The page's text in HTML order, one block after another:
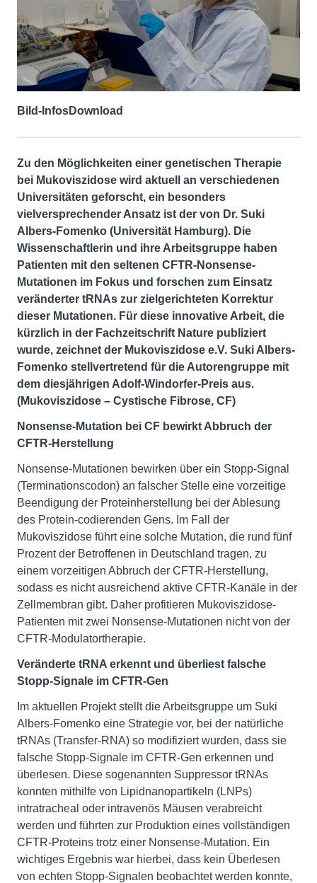
Bild-InfosDownload
Zu den Möglichkeiten einer genetischen Therapie
bei Mukoviszidose wird aktuell an verschiedenen
Universitäten geforscht, ein besonders
vielversprechender Ansatz ist der von Dr. Suki
Albers-Fomenko (Universität Hamburg). Die
Wissenschaftlerin und ihre Arbeitsgruppe haben
Patienten mit den seltenen CFTR-Nonsense-
Mutationen im Fokus und forschen zum Einsatz
veränderter tRNAs zur zielgerichteten Korrektur
dieser Mutationen. Für diese innovative Arbeit, die
kürzlich in der Fachzeitschrift Nature publiziert
wurde, zeichnet der Mukoviszidose e.V. Suki Albers-
Fomenko stellvertretend für die Autorengruppe mit
dem diesjährigen Adolf-Windorfer-Preis aus.
(Mukoviszidose – Cystische Fibrose, CF)
Nonsense-Mutation bei CF bewirkt Abbruch der
CFTR-Herstellung
Nonsense-Mutationen bewirken über ein Stopp-Signal
(Terminationscodon) an falscher Stelle eine vorzeitige
Beendigung der Proteinherstellung bei der Ablesung
des Protein-codierenden Gens. Im Fall der
Mukoviszidose führt eine solche Mutation, die rund fünf
Prozent der Betroffenen in Deutschland tragen, zu
einem vorzeitigen Abbruch der CFTR-Herstellung,
sodass es nicht ausreichend aktive CFTR-Kanäle in der
Zellmembran gibt. Daher profitieren Mukoviszidose-
Patienten mit zwei Nonsense-Mutationen nicht von der
CFTR-Modulatortherapie.
Veränderte tRNA erkennt und überliest falsche
Stopp-Signale im CFTR-Gen
Im aktuellen Projekt stellt die Arbeitsgruppe um Suki
Albers-Fomenko eine Strategie vor, bei der natürliche
tRNAs (Transfer-RNA) so modifiziert wurden, dass sie
falsche Stopp-Signale im CFTR-Gen erkennen und
überlesen. Diese sogenannten Suppressor tRNAs
konnten mithilfe von Lipidnanopartikeln (LNPs)
intratracheal oder intravenös Mäusen verabreicht
werden und führten zur Produktion eines vollständigen
CFTR-Proteins trotz einer Nonsense-Mutation. Ein
wichtiges Ergebnis war hierbei, dass kein Überlesen
von echten Stopp-Signalen beobachtet werden konnte,